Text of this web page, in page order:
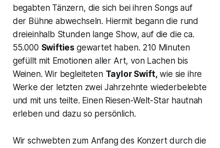
begabten Tänzern, die sich bei ihren Songs auf
der Bühne abwechseln. Hiermit begann die rund
dreieinhalb Stunden lange Show, auf die die ca.
55.000 Swifties gewartet haben. 210 Minuten
gefüllt mit Emotionen aller Art, von Lachen bis
Weinen. Wir begleiteten Taylor Swift,wie sie ihre
Werke der letzten zwei Jahrzehnte wiederbelebte
und mit uns teilte. Einen Riesen-Welt-Star hautnah
erleben und dazu so persönlich.
Wir schwebten zum Anfang des Konzert durch die